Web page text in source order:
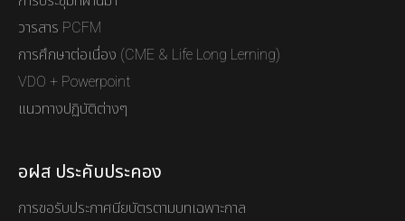
วารสาร PCFM
การศึกษาต่อเนื่อง (CME & Life Long Lerning)
VDO + Powerpoint
แนวทางปฏิบัติต่างๆ
อฝส ประคับประคอง
การขอรับประกาศนียบัตรตามบทเฉพาะกาล